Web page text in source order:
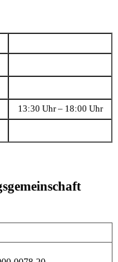
13:30 Uhr – 18:00 Uhr